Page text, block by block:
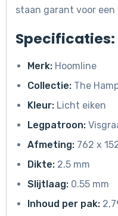
staan garant voor
Specificaties:
Merk: Hoomline
Collectie: The
Kleur: Licht eiken
Legpatroon:
Afmeting: 762 x
Dikte: 2.5 mm
Slijtlaag: 0.55 mm
Inhoud per pak: